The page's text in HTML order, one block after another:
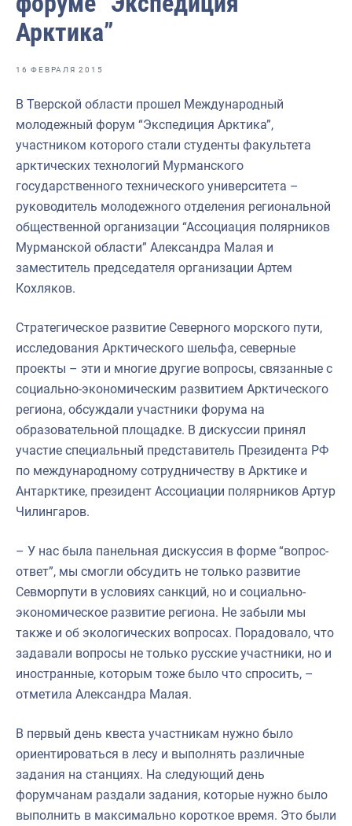
Отраслевые СМИ
Выставки и конференции
Научно-практическая литература
Рыбоохрана России
Отрасль в цифрах
Большая африканская экспедиция
Укрепление духовно-нравственных ценностей
События в России и мире
Арктика”
16 ФЕВРАЛЯ 2015
В Тверской области прошел Международный
молодежный форум “Экспедиция Арктика”,
участником которого стали студенты факультета
арктических технологий Мурманского
государственного технического университета –
руководитель молодежного отделения региональной
общественной организации “Ассоциация полярников
Мурманской области” Александра Малая и
заместитель председателя организации Артем
Кохляков.
Стратегическое развитие Северного морского пути,
исследования Арктического шельфа, северные
проекты – эти и многие другие вопросы, связанные с
социально-экономическим развитием Арктического
региона, обсуждали участники форума на
образовательной площадке. В дискуссии принял
участие специальный представитель Президента РФ
по международному сотрудничеству в Арктике и
Антарктике, президент Ассоциации полярников Артур
Чилингаров.
– У нас была панельная дискуссия в форме “вопрос-
ответ”, мы смогли обсудить не только развитие
Севморпути в условиях санкций, но и социально-
экономическое развитие региона. Не забыли мы
также и об экологических вопросах. Порадовало, что
задавали вопросы не только русские участники, но и
иностранные, которым тоже было что спросить, –
отметила Александра Малая.
В первый день квеста участникам нужно было
ориентироваться в лесу и выполнять различные
задания на станциях. На следующий день
форумчанам раздали задания, которые нужно было
выполнить в максимально короткое время. Это были